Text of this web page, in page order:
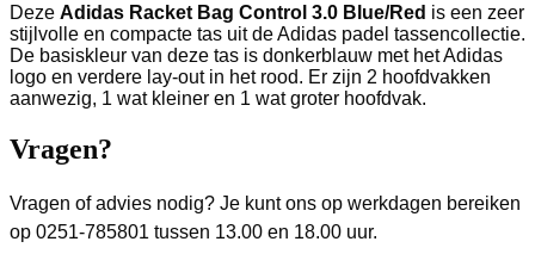
Deze Adidas Racket Bag Control 3.0 Blue/Red is een zeer
stijlvolle en compacte tas uit de Adidas padel tassencollectie.
De basiskleur van deze tas is donkerblauw met het Adidas
logo en verdere lay-out in het rood. Er zijn 2 hoofdvakken
aanwezig, 1 wat kleiner en 1 wat groter hoofdvak.
Vragen?
Vragen of advies nodig? Je kunt ons op werkdagen bereiken
op 0251-785801 tussen 13.00 en 18.00 uur.